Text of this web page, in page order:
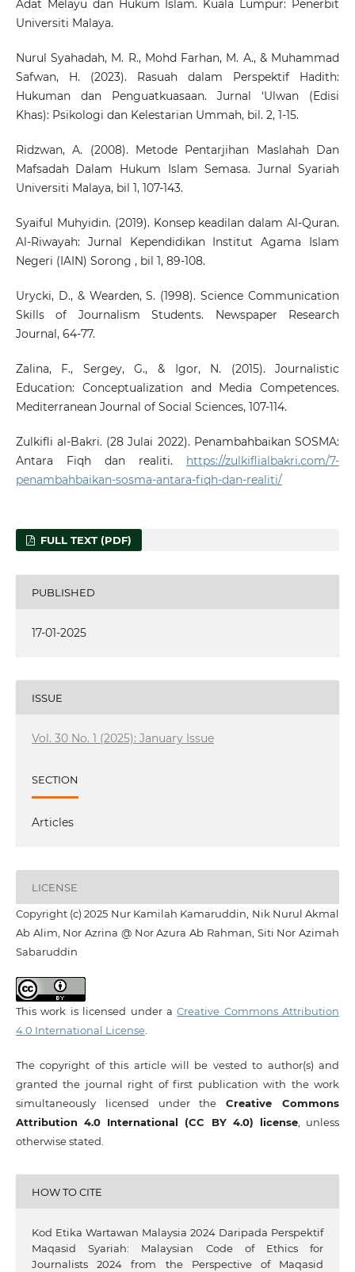
Adat Melayu dan Hukum Islam. Kuala Lumpur: Penerbit
Universiti Malaya.
Nurul Syahadah, M. R., Mohd Farhan, M. A., & Muhammad
Safwan, H. (2023). Rasuah dalam Perspektif Hadith:
Hukuman dan Penguatkuasaan. Jurnal ‘Ulwan (Edisi
Khas): Psikologi dan Kelestarian Ummah, bil. 2, 1-15.
Ridzwan, A. (2008). Metode Pentarjihan Maslahah Dan
Mafsadah Dalam Hukum Islam Semasa. Jurnal Syariah
Universiti Malaya, bil 1, 107-143.
Syaiful Muhyidin. (2019). Konsep keadilan dalam Al-Quran.
Al-Riwayah: Jurnal Kependidikan Institut Agama Islam
Negeri (IAIN) Sorong , bil 1, 89-108.
Urycki, D., & Wearden, S. (1998). Science Communication
Skills of Journalism Students. Newspaper Research
Journal, 64-77.
Zalina, F., Sergey, G., & Igor, N. (2015). Journalistic
Education: Conceptualization and Media Competences.
Mediterranean Journal of Social Sciences, 107-114.
Zulkifli al-Bakri. (28 Julai 2022). Penambahbaikan SOSMA:
Antara Fiqh dan realiti. https://zulkiflialbakri.com/7-
penambahbaikan-sosma-antara-fiqh-dan-realiti/
FULL TEXT (PDF)
PUBLISHED
17-01-2025
ISSUE
Vol. 30 No. 1 (2025): January Issue
SECTION
Articles
LICENSE
Copyright (c) 2025 Nur Kamilah Kamaruddin, Nik Nurul Akmal
Ab Alim, Nor Azrina @ Nor Azura Ab Rahman, Siti Nor Azimah
Sabaruddin
This work is licensed under aCreative Commons Attribution
4.0 International License.
The copyright of this article will be vested to author(s) and
granted the journal right of first publication with the work
simultaneously licensed under theCreative Commons
Attribution 4.0 International (CC BY 4.0) license, unless
otherwise stated.
HOW TO CITE
Kod Etika Wartawan Malaysia 2024 Daripada Perspektif
Maqasid Syariah: Malaysian Code of Ethics for
Journalists 2024 from the Perspective of Maqasid